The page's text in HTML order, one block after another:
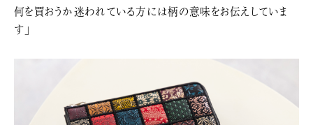
何を買おうか迷われている方には柄の意味をお伝えしていま
す」